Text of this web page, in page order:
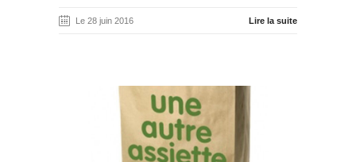
Le 28 juin 2016 Lire la suite